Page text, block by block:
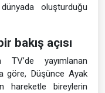
oluşturduğu
bakış açısı
yayımlanan
göre, Düşünce Ayak
hareketle bireylerin